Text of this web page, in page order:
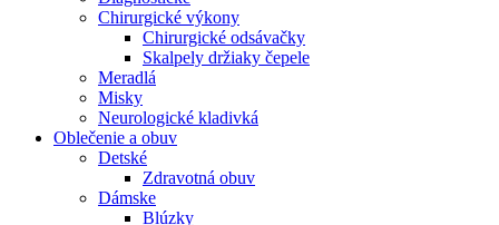
Chirurgické výkony
Chirurgické odsávačky
Skalpely držiaky čepele
Meradlá
Misky
Neurologické kladivká
Oblečenie a obuv
Detské
Zdravotná obuv
Dámske
Blúzky